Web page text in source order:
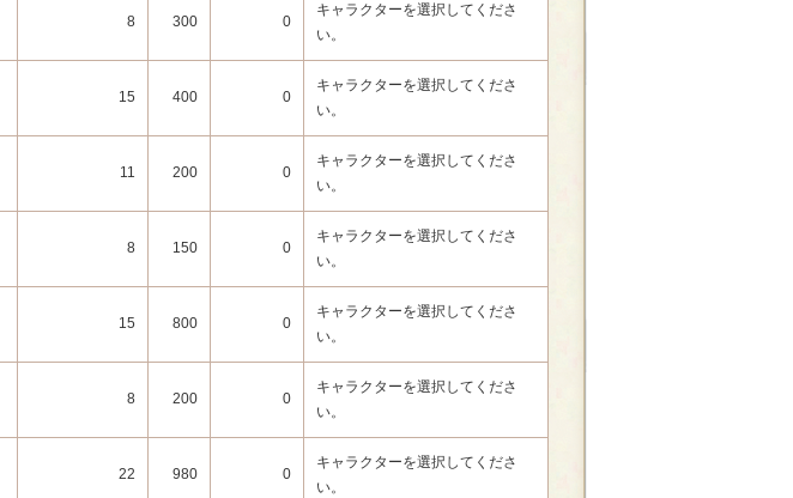
8 300 0
キャラクターを選択してくださ
い。
15 400 0
キャラクターを選択してくださ
い。
11 200 0
キャラクターを選択してくださ
い。
8 150 0
キャラクターを選択してくださ
い。
15 800 0
キャラクターを選択してくださ
い。
8 200 0
キャラクターを選択してくださ
い。
22 980 0
キャラクターを選択してくださ
い。